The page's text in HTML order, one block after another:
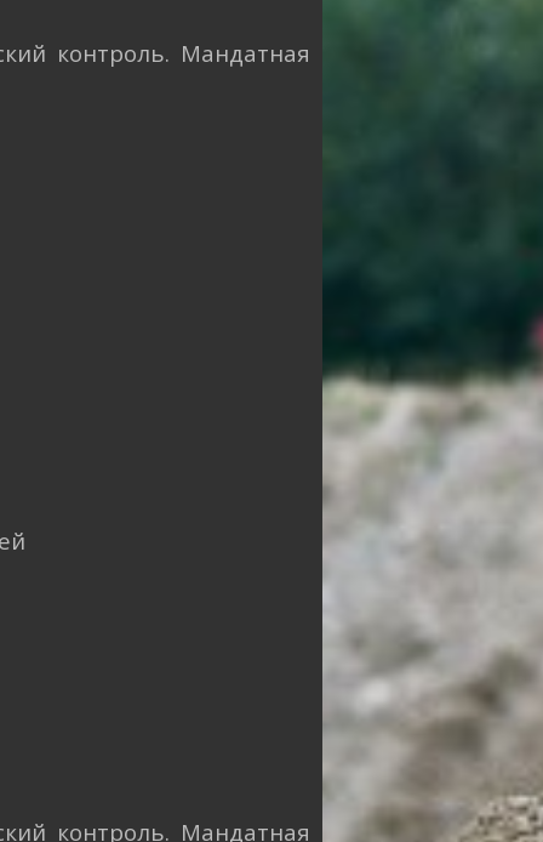
контроль. Мандатная
контроль. Мандатная